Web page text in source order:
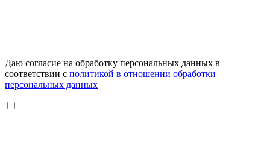
Даю согласие на обработку персональных данных в
соответствии с политикой в отношении обработки
персональных данных